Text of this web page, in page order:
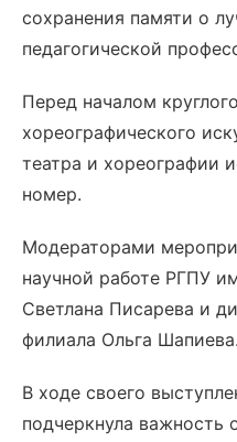
сохранения памяти о
педагогической
Перед началом
хореографического
театра и хореографии
номер.
Модераторами
научной работе РГПУ
Светлана Писарева и
филиала Ольга Шапиева.
В ходе своего
подчеркнула